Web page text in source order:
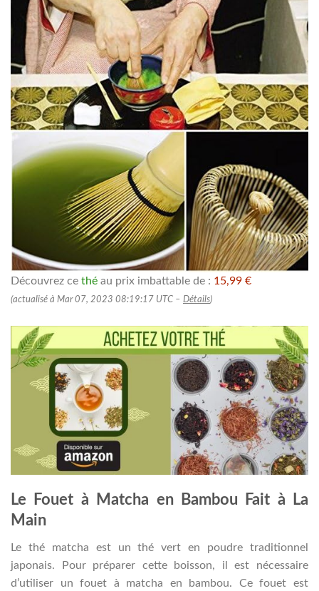
Découvrez ce thé au prix imbattable de : 15,99 €
(actualisé à Mar 07, 2023 08:19:17 UTC – Détails)
Le Fouet à Matcha en Bambou Fait à La
Main
Le thé matcha est un thé vert en poudre traditionnel
japonais. Pour préparer cette boisson, il est nécessaire
d’utiliser un fouet à matcha en bambou. Ce fouet est